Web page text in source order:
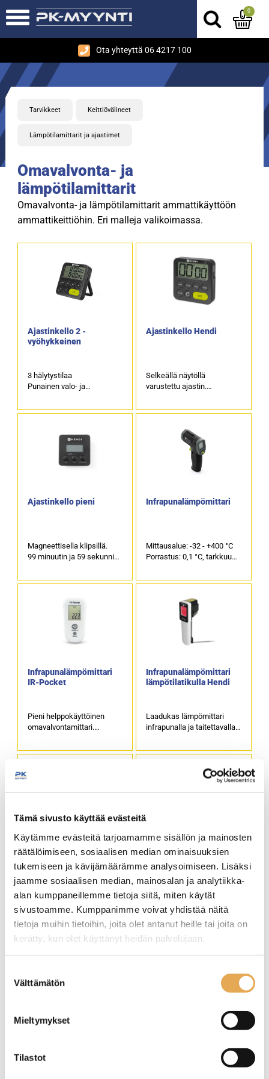
Tämä sivusto käyttää evästeitä
Käytämme evästeitä tarjoamamme sisällön ja mainosten
räätälöimiseen, sosiaalisen median ominaisuuksien
tukemiseen ja kävijämäärämme analysoimiseen. Lisäksi
jaamme sosiaalisen median, mainosalan ja analytiikka-
alan kumppaneillemme tietoja siitä, miten käytät
sivustoamme. Kumppanimme voivat yhdistää näitä
tietoja muihin tietoihin, joita olet antanut heille tai joita on
kerätty, kun olet käyttänyt heidän palvelujaan.
valinta
Välttämätön
Mieltymykset
Tilastot
Ota yhteyttä 06 4217 100
0
Tarvikkeet Keittiövälineet
Lämpötilamittarit ja ajastimet
Omavalvonta- ja
lämpötilamittarit
Omavalvonta- ja lämpötilamittarit ammattikäyttöön
ammattikeittiöhin. Eri malleja valikoimassa.
Ajastinkello 2 -
vyöhykkeinen
3 hälytystilaa
Punainen valo- ja
Suurin asetusaika: 100 min,
Ajastinkello Hendi
Selkeällä näytöllä
varustettu ajastin.
jäljellä olevaa aikaa sekä
ajanaloittamisesta.
3 hälytyksen
äänenvoimakkuutta: ei
ääntä, hiljainen ääni, kova
Ajastinkello pieni
Magneettisella klipsillä.
99 minuutin ja 59 sekunnin
1 x 1,5 V AAA-alkaliparisto
Infrapunalämpömittari
Mittausalue: -32 - +400 °C
Porrastus: 0,1 °C, tarkkuus:
Infrapunalämpömittari
IR-Pocket
Pieni helppokäyttöinen
omavalvontamittari.
(k) 25 mm.
+349,9°C.
mahdollisimman lähelle
lämpötilamitattavaa
tuotetta.
Paino 88 grammaa.
Tuotekoodi: 5477.
Infrapunalämpömittari
lämpötilatikulla Hendi
Laadukas lämpömittari
infrapunalla ja taitettavalla
HACCP-tarkistusvalot
turvalliset/ei turvalliset
Tuotekoodi: 5585.
Lämpötilamittari
ajastimella
Mittausalue: -50 - +250 °C
Signaali, kun asetettu
lämpötila on saavutettu.
Lämpötilamittari tikulla
Lämpötila-alue –50° -
300°C.
Mittayksikkö °C tai °F.
Asteikolla 0,1°C, tarkkuus
1°C välillä 0° - 100°C
1, kiinteällä anturilla
Mittausalue -50 … +300°C.